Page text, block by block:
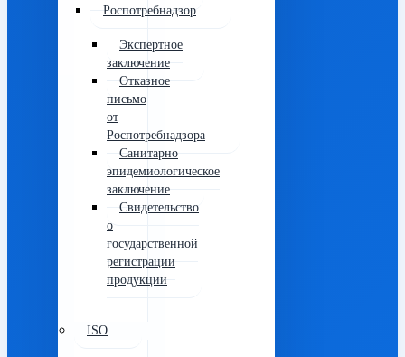
Роспотребнадзор
Экспертное
заключение
Отказное
письмо
от
Роспотребнадзора
Санитарно
эпидемиологическое
заключение
Свидетельство
о
государственной
регистрации
продукции
ISO